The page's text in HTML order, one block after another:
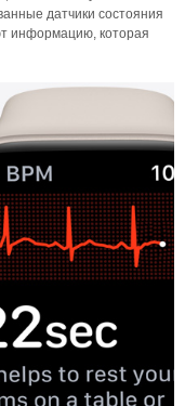
датчики состояния
информацию, которая